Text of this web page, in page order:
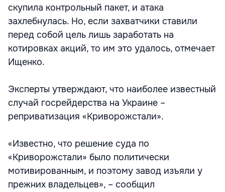
скупила контрольный пакет, и атака
захлебнулась. Но, если захватчики ставили
перед собой цель лишь заработать на
котировках акций, то им это удалось, отмечает
Ищенко.
Эксперты утверждают, что наиболее известный
случай госрейдерства на Украине –
реприватизация «Криворожстали».
«Известно, что решение суда по
«Криворожстали» было политически
мотивированным, и поэтому завод изъяли у
прежних владельцев», – сообщил